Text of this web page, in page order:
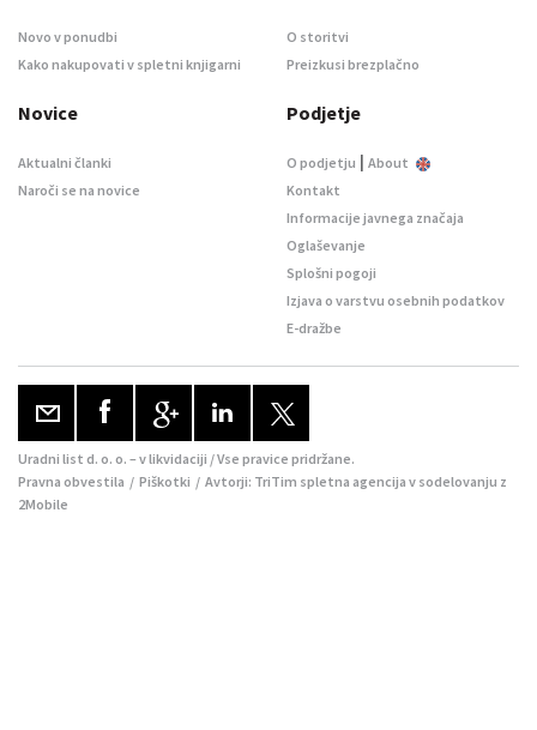
Novo v ponudbi
Kako nakupovati v spletni knjigarni
O storitvi
Preizkusi brezplačno
Novice
Aktualni članki
Naroči se na novice
Podjetje
O podjetju | About
Kontakt
Informacije javnega značaja
Oglaševanje
Splošni pogoji
Izjava o varstvu osebnih podatkov
E-dražbe
Uradni list d. o. o. – v likvidaciji / Vse pravice pridržane.
Pravna obvestila / Piškotki / Avtorji: TriTim spletna agencija v sodelovanju z
2Mobile